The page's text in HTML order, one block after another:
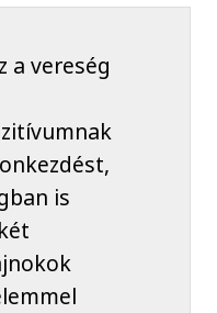
a vereség
is